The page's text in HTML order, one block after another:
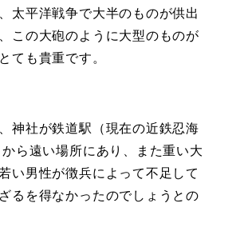
太平洋戦争で大半のものが供出
この大砲のように大型のものが
ても貴重です。
神社が鉄道駅（現在の近鉄忍海
ら遠い場所にあり、また重い大
い男性が徴兵によって不足して
るを得なかったのでしょうとの